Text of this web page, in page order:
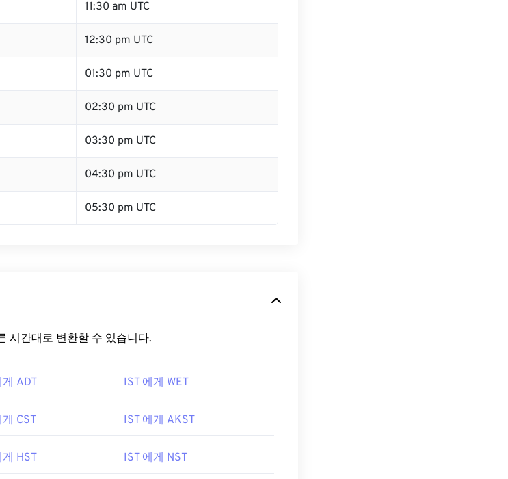
11:30 am UTC
12:30 pm UTC
01:30 pm UTC
02:30 pm UTC
03:30 pm UTC
04:30 pm UTC
05:30 pm UTC
시간대로 변환할 수 있습니다.
게 ADT IST 에게 WET
게 CST IST 에게 AKST
게 HST IST 에게 NST